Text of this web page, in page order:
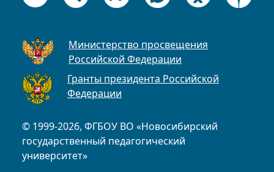
© 1999-2026, ФГБОУ ВО «Новосибирский
государственный педагогический
университет»
Министерство просвещения
Российской Федерации
Гранты президента Российской
Федерации